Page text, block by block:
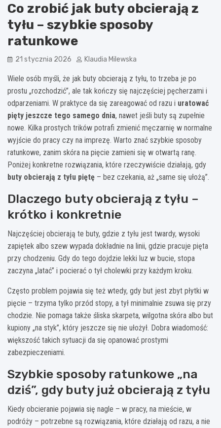
Co zrobić jak buty obcierają z
tyłu – szybkie sposoby
ratunkowe
21 stycznia 2026 Klaudia Milewska
Wiele osób myśli, że jak buty obcierają z tyłu, to trzeba je po
prostu „rozchodzić”, ale tak kończy się najczęściej pęcherzami i
odparzeniami. W praktyce da się zareagować od razu i uratować
pięty jeszcze tego samego dnia, nawet jeśli buty są zupełnie
nowe. Kilka prostych trików potrafi zmienić męczarnię w normalne
wyjście do pracy czy na imprezę. Warto znać szybkie sposoby
ratunkowe, zanim skóra na pięcie zamieni się w otwartą ranę.
Poniżej konkretne rozwiązania, które rzeczywiście działają, gdy
buty obcierają z tyłu piętę – bez czekania, aż „same się ułożą”.
Dlaczego buty obcierają z tyłu –
krótko i konkretnie
Najczęściej obcierają te buty, gdzie z tyłu jest twardy, wysoki
zapiętek albo szew wypada dokładnie na linii, gdzie pracuje pięta
przy chodzeniu. Gdy do tego dojdzie lekki luz w bucie, stopa
zaczyna „latać” i pocierać o tył cholewki przy każdym kroku.
Często problem pojawia się też wtedy, gdy but jest zbyt płytki w
pięcie – trzyma tylko przód stopy, a tył minimalnie zsuwa się przy
chodzie. Nie pomaga także śliska skarpeta, wilgotna skóra albo but
kupiony „na styk”, który jeszcze się nie ułożył. Dobra wiadomość:
większość takich sytuacji da się opanować prostymi
zabezpieczeniami.
Szybkie sposoby ratunkowe „na
dziś”, gdy buty już obcierają z tyłu
Kiedy obcieranie pojawia się nagle – w pracy, na mieście, w
podróży – potrzebne są rozwiązania, które działają od razu, a nie